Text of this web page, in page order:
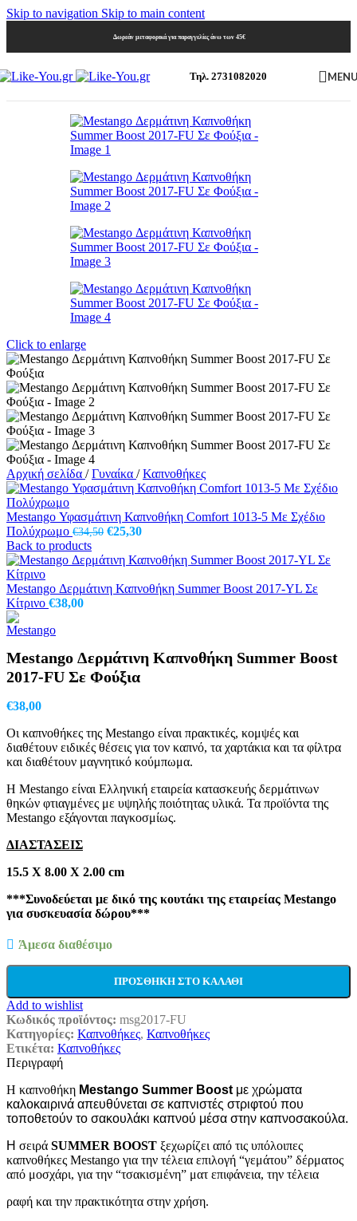
Skip to navigation Skip to main content
Δωρεάν μεταφορικά για παραγγελίες άνω των 45€
Τηλ. 2731082020
Click to enlarge
Αρχική σελίδα / Γυναίκα / Καπνοθήκες
Mestango Υφασμάτινη Καπνοθήκη Comfort 1013-5 Με Σχέδιο
Πολύχρωμο €34,50 Original
was:
€25,30Η
τιμή
€25,30.
Back to products
Mestango Δερμάτινη Καπνοθήκη Summer Boost 2017-YL Σε
Κίτρινο €38,00
Mestango Δερμάτινη Καπνοθήκη Summer Boost
2017-FU Σε Φούξια
€38,00
Οι καπνοθήκες της Mestango είναι πρακτικές, κομψές και
διαθέτουν ειδικές θέσεις για τον καπνό, τα χαρτάκια και τα φίλτρα
και διαθέτουν μαγνητικό κούμπωμα.
Η Mestango είναι Ελληνική εταιρεία κατασκευής δερμάτινων
θηκών φτιαγμένες με υψηλής ποιότητας υλικά. Τα προϊόντα της
Mestango εξάγονται παγκοσμίως.
ΔΙΑΣΤΑΣΕΙΣ
15.5 Χ 8.00 Χ 2.00 cm
***Συνοδεύεται με δικό της κουτάκι της εταιρείας Mestango
για συσκευασία δώρου***
Άμεσα διαθέσιμο
ΠΡΟΣΘΉΚΗ ΣΤΟ ΚΑΛΆΘΙ
Add to wishlist
Κωδικός προϊόντος: msg2017-FU
Κατηγορίες: Καπνοθήκες, Καπνοθήκες
Ετικέτα: Καπνοθήκες
Περιγραφή
Η καπνοθήκη Mestango Summer Boost με χρώματα
καλοκαιρινά απευθύνεται σε καπνιστές στριφτού που
τοποθετούν το σακουλάκι καπνού μέσα στην καπνοσακούλα.
Η σειρά SUMMER BOOST ξεχωρίζει από τις υπόλοιπες
καπνοθήκες Mestango για την τέλεια επιλογή “γεμάτου” δέρματος
από μοσχάρι, για την “τσακισμένη” ματ επιφάνεια, την τέλεια
ραφή και την πρακτικότητα στην χρήση.